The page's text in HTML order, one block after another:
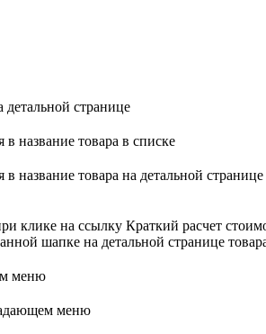
странице
в название товара в списке
название товара на детальной странице
клике на ссылку Краткий расчет
шапке на детальной странице
меню
меню